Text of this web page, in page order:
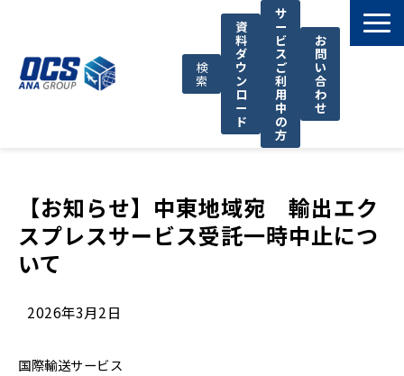
検
索
資
料
ダ
ウ
ン
ロ
ー
ド
サ
ー
ビ
ス
ご
利
用
中
の
方
お
問
い
合
わ
せ
OCSが選ばれる理由
お役立ち情報
【お知らせ】中東地域宛　輸出エク
スプレスサービス受託一時中止につ
いて
2026年3月2日
国際輸送サービス